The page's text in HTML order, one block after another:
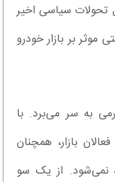
تحولات سیاسی اخیر
بر بازار خودرو
به سر می‌برد. با
بازار، همچنان
نمی‌شود. از یک سو